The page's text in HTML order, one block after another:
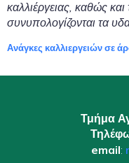
καλλιέργειας, καθώς
συνυπολογίζονται τα
Ανάγκες καλλιεργειών σε
Τμήμα
email: